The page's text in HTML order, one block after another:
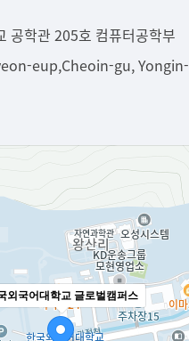
공학관 205호 컴퓨터공학부
eup,Cheoin-gu,
외국어대학교 글로벌캠퍼스